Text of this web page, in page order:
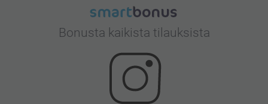
Bonusta kaikista tilauksista